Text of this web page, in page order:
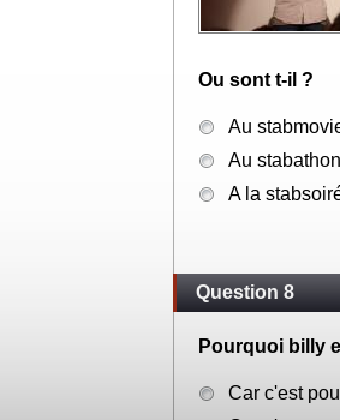
Ou sont t-il ?
Au
Au stabathon
A la
Question 8
Pourquoi billy
Car c'est